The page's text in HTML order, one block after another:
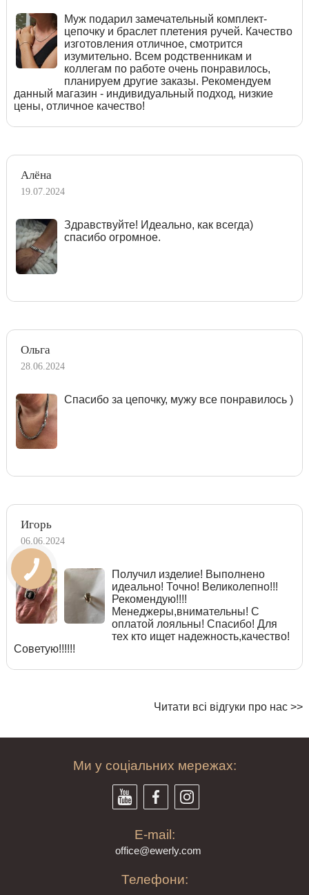
Муж подарил замечательный комплект-
цепочку и браслет плетения ручей. Качество
изготовления отличное, смотрится
изумительно. Всем родственникам и
коллегам по работе очень понравилось,
планируем другие заказы. Рекомендуем
данный магазин - индивидуальный подход, низкие
цены, отличное качество!
Алёна
19.07.2024
Здравствуйте! Идеально, как всегда)
спасибо огромное.
Ольга
28.06.2024
Спасибо за цепочку, мужу все понравилось )
Игорь
06.06.2024
Получил изделие! Выполнено
идеально! Точно! Великолепно!!!
Рекомендую!!!!
Менеджеры,внимательны! С
оплатой лояльны! Спасибо! Для
тех кто ищет надежность,качество!
Советую!!!!!!
Читати всі відгуки про нас >>
Ми у соціальних мережах:
E-mail:
office@ewerly.com
Телефони: